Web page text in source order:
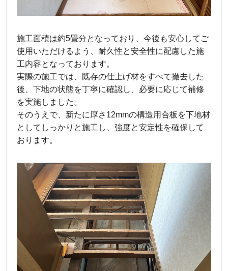
施工面積は約5畳分となっており、今後も安心してご
使用いただけるよう、耐久性と安全性に配慮した施
工内容となっております。
実際の施工では、既存の仕上げ材をすべて撤去した
後、下地の状態を丁寧に確認し、必要に応じて補修
を実施しました。
そのうえで、新たに厚さ12mmの構造用合板を下地材
としてしっかりと施工し、強度と安定性を確保して
おります。